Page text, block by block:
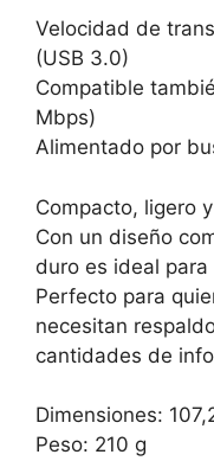
Velocidad de
(USB 3.0)
Compatible
Mbps)
Alimentado por
Compacto, ligero
Con un diseño
duro es ideal
Perfecto para
necesitan
cantidades de
Dimensiones:
Peso: 210 g